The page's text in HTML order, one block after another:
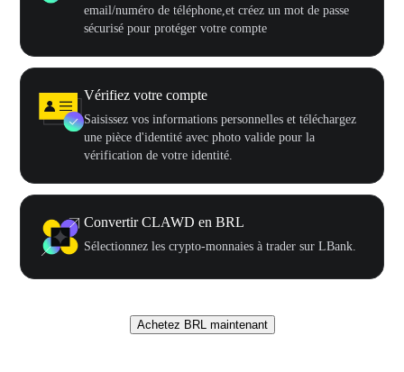
email/numéro de téléphone,et créez un mot de passe
sécurisé pour protéger votre compte
Vérifiez votre compte
Saisissez vos informations personnelles et téléchargez
une pièce d'identité avec photo valide pour la
vérification de votre identité.
Convertir CLAWD en BRL
Sélectionnez les crypto-monnaies à trader sur LBank.
Achetez BRL maintenant